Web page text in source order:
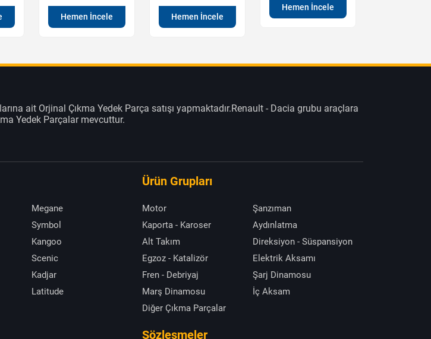
Hemen İncele Hemen İncele
Hemen İncele
ait Orjinal Çıkma Yedek Parça satışı yapmaktadır.Renault - Dacia grubu araçlara
Yedek Parçalar mevcuttur.
Megane
Symbol
Kangoo
Scenic
Kadjar
Latitude
Ürün Grupları
Motor
Şanzıman
Kaporta - Karoser
Aydınlatma
Alt Takım
Direksiyon - Süspansiyon
Egzoz - Katalizör
Elektrik Aksamı
Fren - Debriyaj
Şarj Dinamosu
Marş Dinamosu
İç Aksam
Diğer Çıkma Parçalar
Sözleşmeler